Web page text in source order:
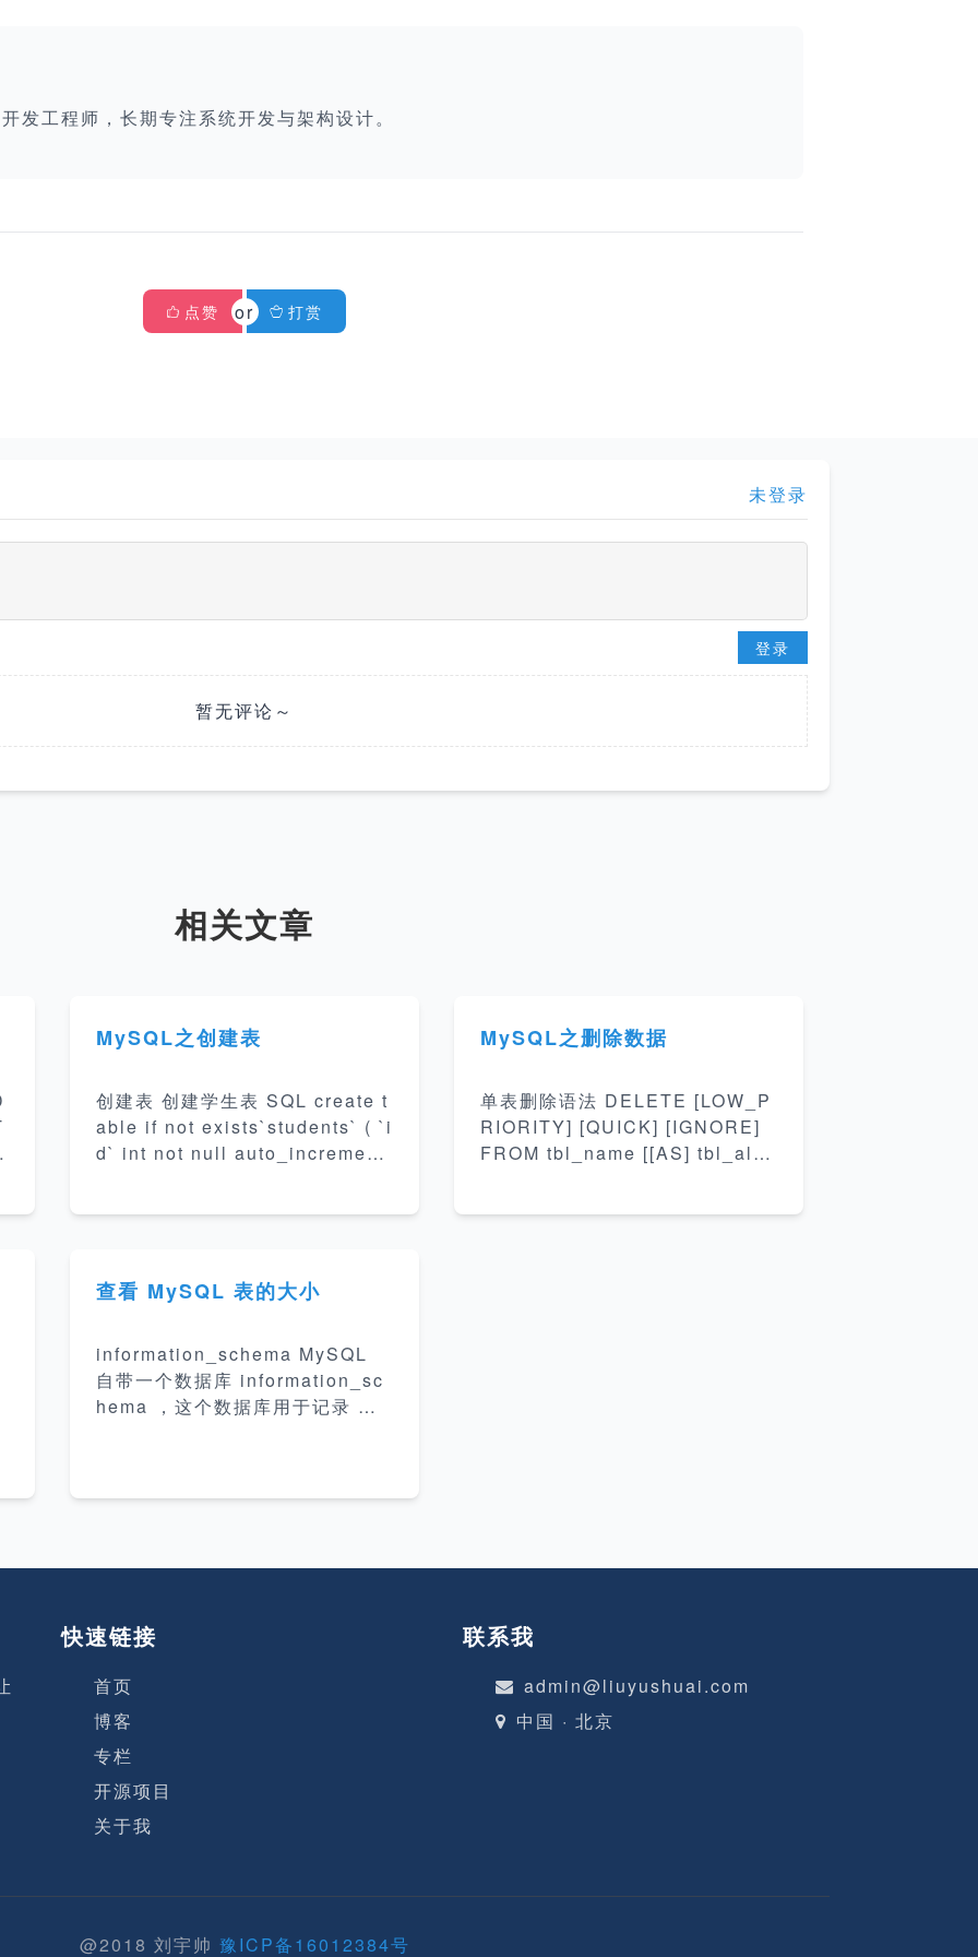
发工程师，长期专注系统开发与架构设计。
点赞 打赏
未登录
登录
暂无评论～
相关文章
MySQL之创建表
创建表 创建学生表 SQL create t
able if not exists`students` ( `i
d` int not null auto_increment
x` tinyint not null default 0 co
mment '0 无 1 女 2 男', `age` ti
MySQL之删除数据
单表删除语法 DELETE [LOW_P
RIORITY] [QUICK] [IGNORE]
FROM tbl_name [[AS] tbl_alia
查看 MySQL 表的大小
information_schema MySQL
自带一个数据库 information_sc
hema ，这个数据库用于记录 My
pletion of table and column n
ith -A Database changed mys
快速链接
首页
博客
专栏
开源项目
关于我
联系我
admin@liuyushuai.com
中国 · 北京
@2018 刘宇帅 豫ICP备16012384号